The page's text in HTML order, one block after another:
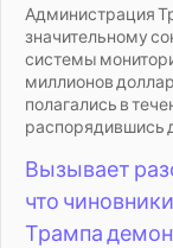
Администрация
значительному
системы
миллионов
полагались в
распорядившись
Вызывает
что
Трампа